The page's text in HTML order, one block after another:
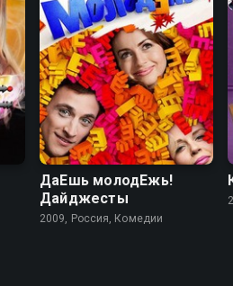
ДаЕшь молодЕжь!
Дайджесты
2009, Россия, Комедии